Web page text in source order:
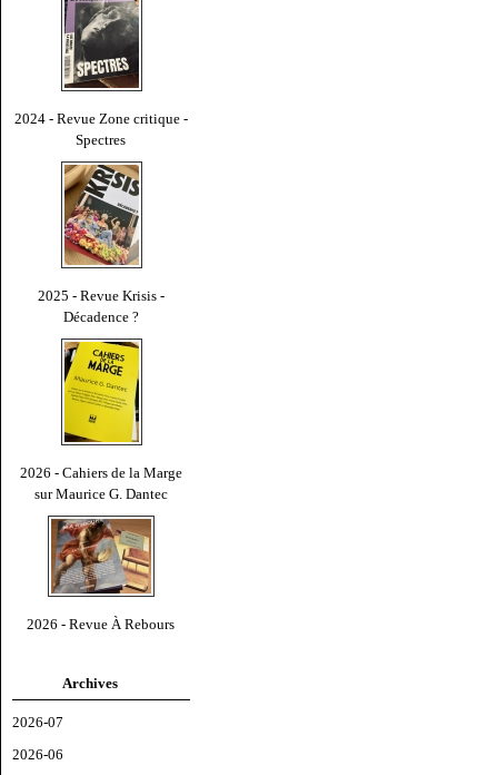
2024 - Revue Zone critique -
Spectres
2025 - Revue Krisis -
Décadence ?
2026 - Cahiers de la Marge
sur Maurice G. Dantec
2026 - Revue À Rebours
Archives
2026-07
2026-06